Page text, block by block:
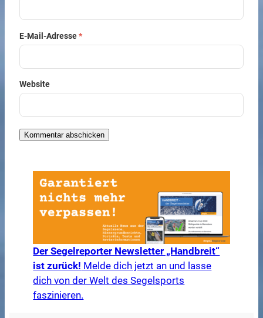
E-Mail-Adresse*
Website
Der Segelreporter Newsletter „Handbreit“
ist zurück! Melde dich jetzt an und lasse
dich von der Welt des Segelsports
faszinieren.